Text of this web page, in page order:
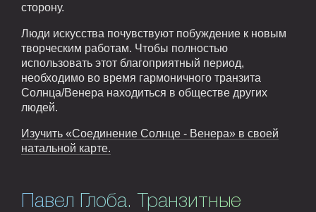
сторону.
Люди искусства почувствуют побуждение к новым
творческим работам. Чтобы полностью
использовать этот благоприятный период,
необходимо во время гармоничного транзита
Солнца/Венера находиться в обществе других
людей.
Изучить «Соединение Солнце - Венера» в своей
натальной карте.
Павел Глоба. Транзитные